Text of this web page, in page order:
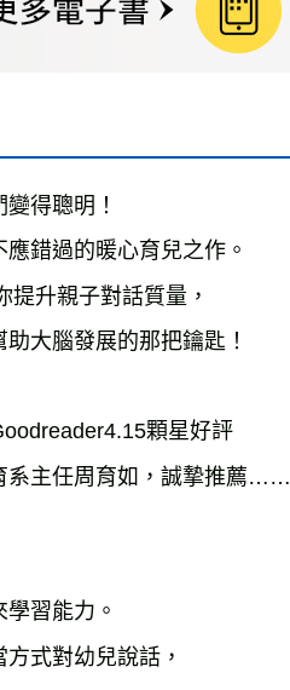
數位商品海外免運
得聰明！
錯過的暖心育兒之作。
升親子對話質量，
大腦發展的那把鑰匙！
顆星好評
系主任周育如，誠摯推薦……
習能力。
式對幼兒說話，